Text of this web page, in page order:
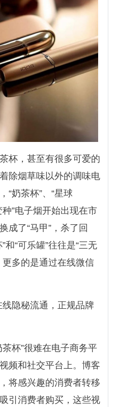
杯，甚至有很多可爱的
除烟草味以外的调味电
“奶茶杯”、“星球
种”电子烟开始出现在市
成了“马甲”，杀了回
和“可乐罐”往往是“三无
多的是通过在线微信
线隐秘流通，正规品牌
杯”很难在电子商务平
频和社交平台上。博客
将感兴趣的消费者转移
引消费者购买，这些视